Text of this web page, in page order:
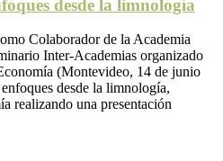
desde la limnología
Colaborador de la Academia
Inter-Academias organizado
(Montevideo, 14 de junio
desde la limnología,
realizando una presentación